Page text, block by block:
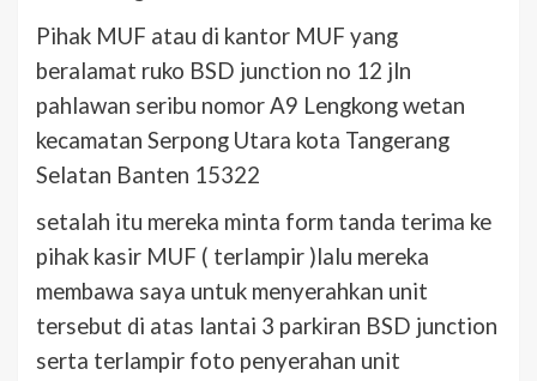
Pihak MUF atau di kantor MUF yang
beralamat ruko BSD junction no 12 jln
pahlawan seribu nomor A9 Lengkong wetan
kecamatan Serpong Utara kota Tangerang
Selatan Banten 15322
setalah itu mereka minta form tanda terima ke
pihak kasir MUF ( terlampir )lalu mereka
membawa saya untuk menyerahkan unit
tersebut di atas lantai 3 parkiran BSD junction
serta terlampir foto penyerahan unit